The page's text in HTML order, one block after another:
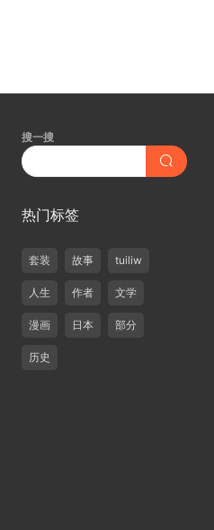
搜一搜
热门标签
套装 故事 tuiliw
人生 作者 文学
漫画 日本 部分
历史